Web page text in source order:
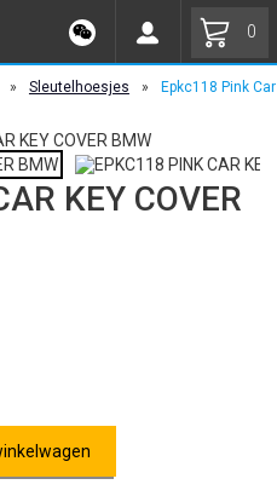
0
» Sleutelhoesjes »
Epkc118 Pink Car
KEY COVER